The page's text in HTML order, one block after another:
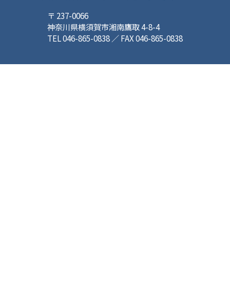
〒 237-0066
神奈川県横須賀市湘南鷹取 4-8-4
TEL 046-865-0838 ／ FAX 046-865-0838